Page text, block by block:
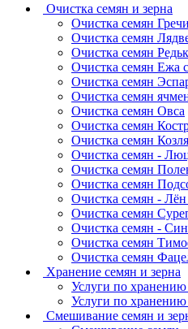
Очистка семян и зерна
Очистка семян
Очистка семян
Очистка семян
Очистка семян Ежа
Очистка семян
Очистка семян
Очистка семян Овса
Очистка семян
Очистка семян
Очистка семян -
Очистка семян
Очистка семян
Очистка семян -
Очистка семян
Очистка семян -
Очистка семян
Очистка семян
Хранение семян и зерна
Услуги по хранению
Услуги по хранению
Смешивание семян и